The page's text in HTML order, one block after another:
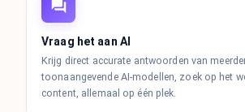
Vraag het aan AI
Krijg direct accurate antwoorden van
toonaangevende AI-modellen, zoek op het
content, allemaal op één plek.